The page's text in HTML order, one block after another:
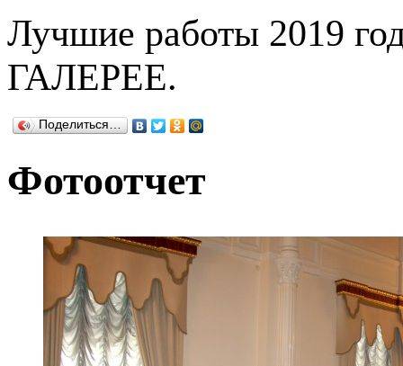
Лучшие работы 2019
ГАЛЕРЕЕ.
Поделиться…
Фотоотчет